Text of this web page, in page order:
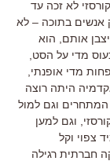
לא זכה עד
בתוכה – לא
אותם, הוא
מדי על הסט,
מדי אופנתי,
היתה רוצה
המתחרים וגם למול
וגם למען
צפוי וקל
חברתית רגילה